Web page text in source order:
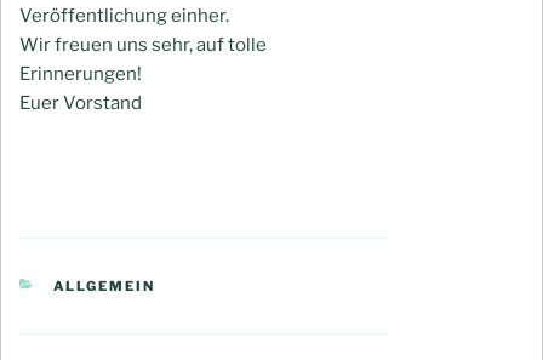
Veröffentlichung einher.
Wir freuen uns sehr, auf tolle
Erinnerungen!
Euer Vorstand
KATEGORIEN
ALLGEMEIN